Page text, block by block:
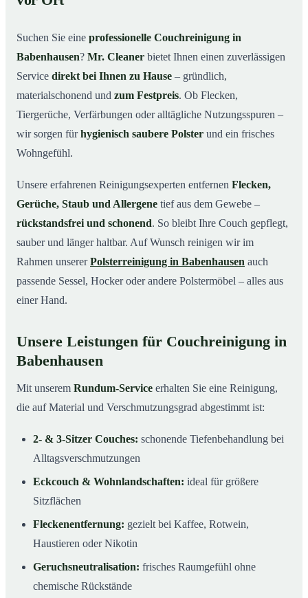
04 So läuft Ihre Couchreinigung in Babenhausen ab
Couchreinigung in Babenhausen & Umgebung
So wird Ihre Couch in Babenhausen gründlich gereinigt
Suchen Sie eine professionelle Couchreinigung in
Babenhausen? Mr. Cleaner bietet Ihnen einen zuverlässigen
Service direkt bei Ihnen zu Hause – gründlich,
materialschonend und zum Festpreis. Ob Flecken,
Tiergerüche, Verfärbungen oder alltägliche Nutzungsspuren –
wir sorgen fürhygienisch saubere Polster und ein frisches
Wohngefühl.
Unsere erfahrenen Reinigungsexperten entfernen Flecken,
Gerüche, Staub und Allergene tief aus dem Gewebe –
rückstandsfrei und schonend. So bleibt Ihre Couch gepflegt,
sauber und länger haltbar. Auf Wunsch reinigen wir im
Rahmen unsererPolsterreinigung in Babenhausen auch
passende Sessel, Hocker oder andere Polstermöbel – alles aus
einer Hand.
Unsere Leistungen für Couchreinigung in
Babenhausen
Mit unserem Rundum-Service erhalten Sie eine Reinigung,
die auf Material und Verschmutzungsgrad abgestimmt ist:
2- & 3-Sitzer Couches: schonende Tiefenbehandlung bei
Alltagsverschmutzungen
Eckcouch & Wohnlandschaften: ideal für größere
Sitzflächen
Fleckenentfernung: gezielt bei Kaffee, Rotwein,
Haustieren oder Nikotin
Geruchsneutralisation: frisches Raumgefühl ohne
chemische Rückstände